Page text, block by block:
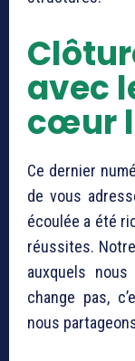
avec
cœur
Ce dernier
de vous
écoulée a été
réussites.
auxquels
change pas,
nous